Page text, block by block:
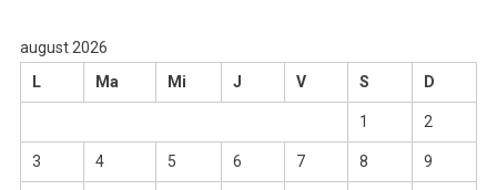
august 2026
L
Ma Mi J V S D
1 2
3 4 5 6 7 8 9